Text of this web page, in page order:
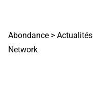
Abondance > Actualités
Network